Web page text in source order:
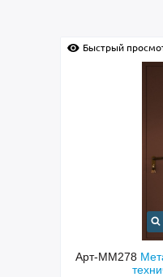
Быстрый
Арт-
серая